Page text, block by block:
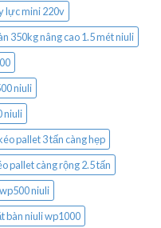
lực mini 220v
350kg nâng cao 1.5 mét niuli
niuli
niuli
pallet 3 tấn càng hẹp
pallet càng rộng 2.5 tấn
niuli
bàn niuli wp1000